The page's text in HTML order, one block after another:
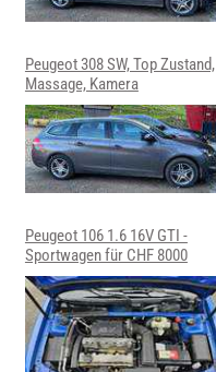
Peugeot 308 SW, Top Zustand,
Massage, Kamera
Peugeot 106 1.6 16V GTI -
Sportwagen für CHF 8000